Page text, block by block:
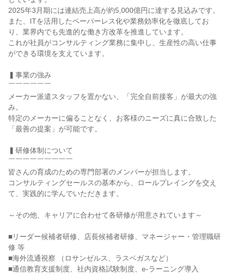
2025年3月期には連結売上高が約5,000億円に達する見込みです。
また、ITを活用したペーパーレス化や業務効率化を徹底してお
り、業界内でも先進的な働き方改革を推進しています。
これが社員がコンサルティング業務に集中し、生産性の高い仕事
ができる環境を支えています。
▍事業の強み
￣￣￣￣￣￣
メーカー派遣スタッフを置かない、「完全自前接客」が最大の強
み。
特定のメーカーに偏ることなく、お客様のニーズに真に合致した
「最善の提案」が可能です。
▍研修体制について
￣￣￣￣￣￣￣￣￣
皆さんの育成のための専門部署のメンバーが担当します。
コンサルティングセールスの基本から、ロールプレイングを交え
て、実践的に学んでいただきます。
～その他、キャリアに合わせて各研修が用意されています～
■リーダー候補者研修、店長候補者研修、マネージャー・管理職研
修 等
■海外流通視察 （ロサンゼルス、ラスベガスなど）
■通信教育支援制度、社内資格試験制度、e-ラーニング導入